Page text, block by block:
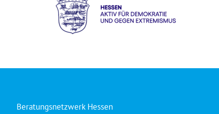
Beratungsnetzwerk Hessen